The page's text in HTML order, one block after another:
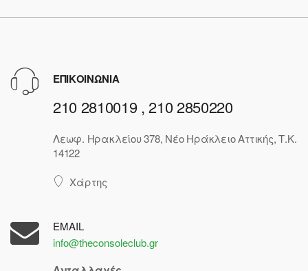
ΕΠΙΚΟΙΝΩΝΙΑ
210 2810019 , 210 2850220
Λεωφ. Ηρακλείου 378, Νέο Ηράκλειο Αττικής, Τ.Κ.
14122
Χάρτης
EMAIL
info@theconsoleclub.gr